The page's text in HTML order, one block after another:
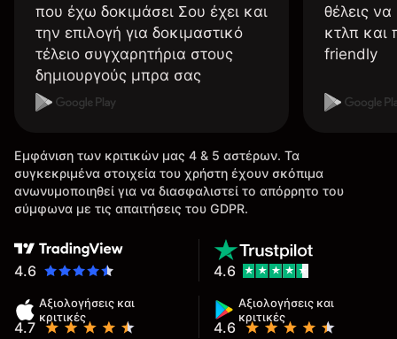
που έχω δοκιμάσει Σου έχει και
την επιλογή για δοκιμαστικό
τέλειο συγχαρητήρια στους
δημιουργούς μπρα σας
θέλεις
κτλπ και
friendly
Εμφάνιση των κριτικών μας 4 & 5 αστέρων. Τα
συγκεκριμένα στοιχεία του χρήστη έχουν σκόπιμα
ανωνυμοποιηθεί για να διασφαλιστεί το απόρρητο του
σύμφωνα με τις απαιτήσεις του GDPR.
4.6
Αξιολογήσεις και
κριτικές
4.7
Αξιολογήσεις και
κριτικές
4.6
4.6